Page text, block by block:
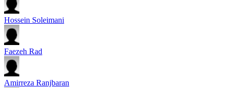
Hossein Soleimani
Faezeh Rad
Amirreza Ranjbaran